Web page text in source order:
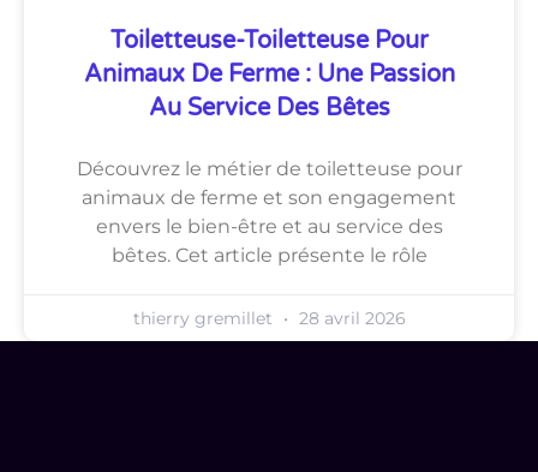
Toiletteuse-Toiletteuse Pour
Animaux De Ferme : Une Passion
Au Service Des Bêtes
Découvrez le métier de toiletteuse pour
animaux de ferme et son engagement
envers le bien-être et au service des
bêtes. Cet article présente le rôle
thierry gremillet 28 avril 2026